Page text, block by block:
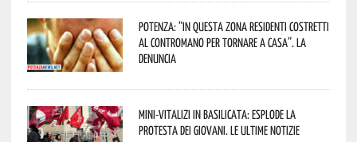
Potenza: “In questa zona residenti costretti
al contromano per tornare a casa”. La
denuncia
Mini-vitalizi in Basilicata: esplode la
protesta dei giovani. Le ultime notizie